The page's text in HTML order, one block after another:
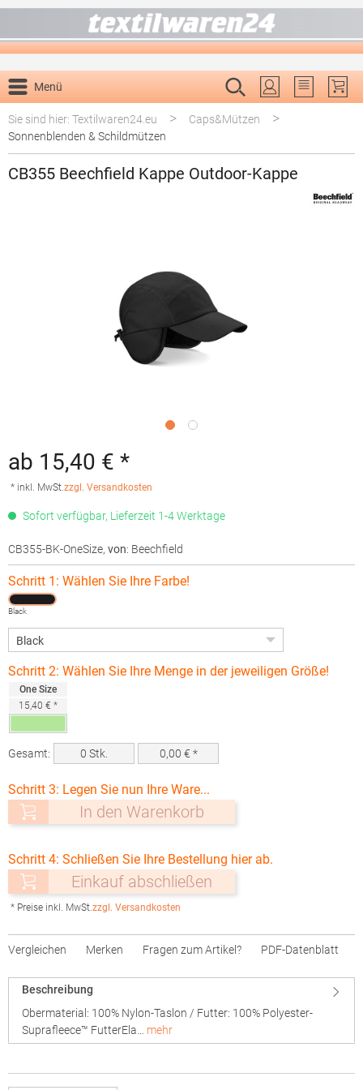
Menü
Du hast 0
Sie sind hier: Textilwaren24.eu
> Caps&Mützen >
Sonnenblenden & Schildmützen
CB355 Beechfield Kappe Outdoor-Kappe
ab 15,40 € *
* inkl. MwSt.zzgl. Versandkosten
Sofort verfügbar, Lieferzeit 1-4 Werktage
CB355-BK-OneSize, von: Beechfield
Schritt 1: Wählen Sie Ihre Farbe!
Black
Schritt 2: Wählen Sie Ihre Menge in der jeweiligen Größe!
One Size
15,40 € *
Gesamt: 0 Stk. 0,00 € *
Schritt 3: Legen Sie nun Ihre Ware...
In den Warenkorb
Schritt 4: Schließen Sie Ihre Bestellung hier ab.
Einkauf abschließen
* Preise inkl. MwSt.zzgl. Versandkosten
Vergleichen Merken Fragen zum Artikel? PDF-Datenblatt
Beschreibung
Obermaterial: 100% Nylon-Taslon / Futter: 100% Polyester-
Suprafleece™ FutterEla… mehr